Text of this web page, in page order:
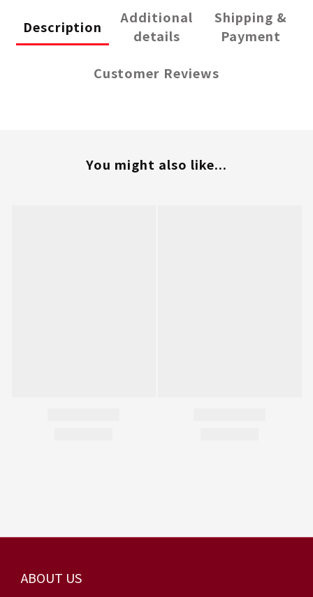
Description
Additional
details
Shipping &
Payment
Customer Reviews
You might also like...
ABOUT US